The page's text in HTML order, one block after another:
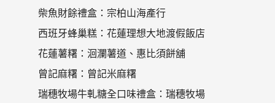
柴魚財餘禮盒：宗柏山海產行
西班牙蜂巢糕：花蓮理想大地渡假飯店
花蓮薯糬：洄瀾薯道、惠比須餅舖
曾記麻糬：曾記米麻糬
瑞穗牧場牛軋糖全口味禮盒：瑞穗牧場